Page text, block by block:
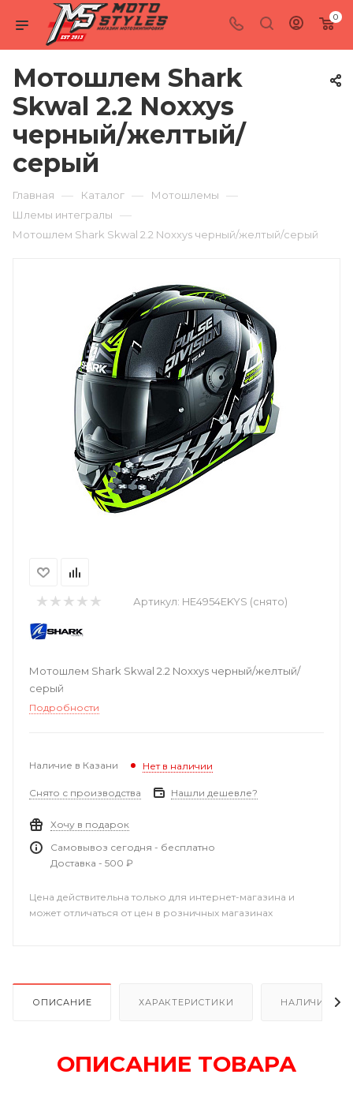
0
Мотошлем Shark
Skwal 2.2 Noxxys
черный/желтый/
серый
Главная — Каталог — Мотошлемы —
Шлемы интегралы —
Мотошлем Shark Skwal 2.2 Noxxys черный/желтый/серый
Артикул: HE4954EKYS (снято)
Мотошлем Shark Skwal 2.2 Noxxys черный/желтый/
серый
Подробности
Наличие в Казани Нет в наличии
Снято с производства Нашли дешевле?
Хочу в подарок
Самовывоз сегодня - бесплатно
Доставка - 500 ₽
Цена действительна только для интернет-магазина и
может отличаться от цен в розничных магазинах
ОПИСАНИЕ ХАРАКТЕРИСТИКИ НАЛИЧИЕ В
ОПИСАНИЕ ТОВАРА